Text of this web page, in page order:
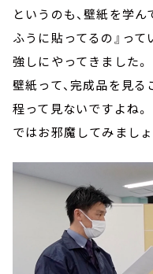
というのも、壁紙を学
ふうに貼ってるの』っ
強しにやってきました。
壁紙って、完成品を見る
程って見ないですよね。
ではお邪魔してみましょ